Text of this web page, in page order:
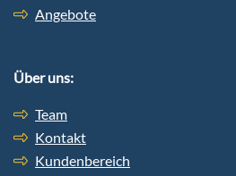
Angebote
Über uns:
Team
Kontakt
Kundenbereich